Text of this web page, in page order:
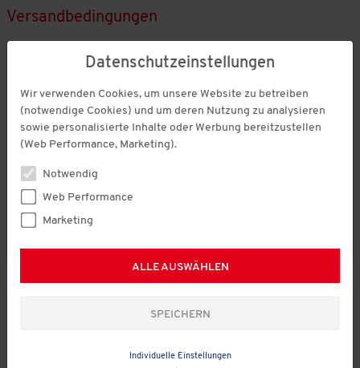
Versandbedingungen
Wir verschicken Ihr Paket mitDHL. Verpackung
und versicherter Versand ist inkludiert.
Eventuelle Rück- und Umtauschsendungen
sowie Teillieferungen sind kostenfrei. Bei sofort
Werktage.
Datenschutzeinstellungen
Wir verwenden Cookies, um unsere Website zu betreiben
(notwendige Cookies) und um deren Nutzung zu analysieren
sowie personalisierte Inhalte oder Werbung bereitzustellen
(Web Performance, Marketing).
Notwendig
Web Performance
Marketing
ALLE AUSWÄHLEN
Individuelle Einstellungen